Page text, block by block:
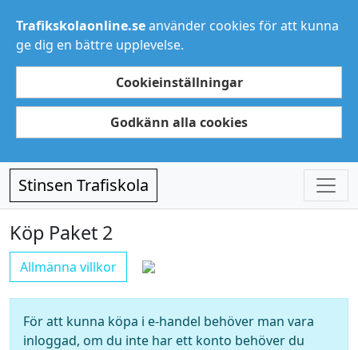
Trafikskolaonline.seanvänder cookies för att kunna
ge dig en bättre upplevelse.
Cookieinställningar
Godkänn alla cookies
Stinsen Trafiskola
Köp Paket 2
Allmänna villkor
För att kunna köpa i e-handel behöver man vara
inloggad, om du inte har ett konto behöver du